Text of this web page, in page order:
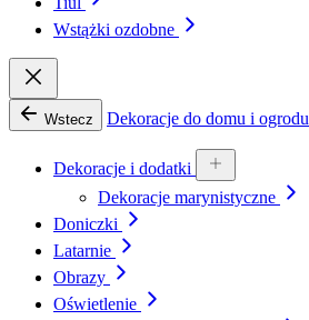
Wstążki ozdobne
Wstecz Dekoracje do domu i ogrodu
Dekoracje i dodatki
Dekoracje marynistyczne
Doniczki
Latarnie
Obrazy
Oświetlenie